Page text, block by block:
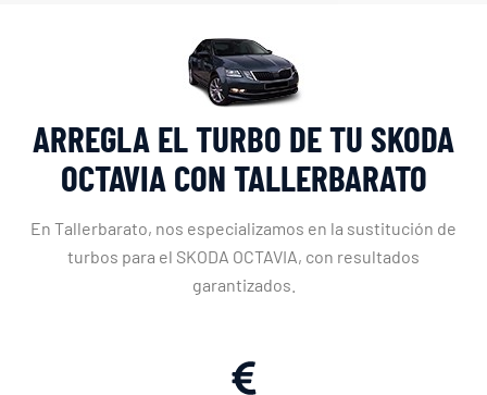
ARREGLA EL TURBO DE TU SKODA
OCTAVIA CON TALLERBARATO
En Tallerbarato, nos especializamos en la sustitución de
turbos para el SKODA OCTAVIA, con resultados
garantizados.